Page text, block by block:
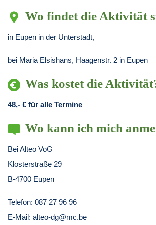
Wo findet die Aktivität
in Eupen in der Unterstadt,
bei Maria Elsishans, Haagenstr. 2 in Eupen
Was kostet die
48,- € für alle Termine
Wo kann ich mich
Bei Alteo VoG
Klosterstraße 29
B-4700 Eupen
Telefon: 087 27 96 96
E-Mail: alteo-dg@mc.be